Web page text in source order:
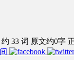
33 词 原文约0字